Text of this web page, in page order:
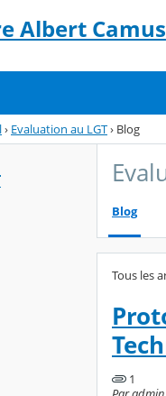
Albert Camus
› Evaluation au LGT› Blog
Blog
Tous les
1